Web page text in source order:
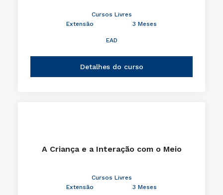
Cursos Livres
Extensão
3 Meses
EAD
Detalhes do curso
A Criança e a Interação com o Meio
Cursos Livres
Extensão
3 Meses